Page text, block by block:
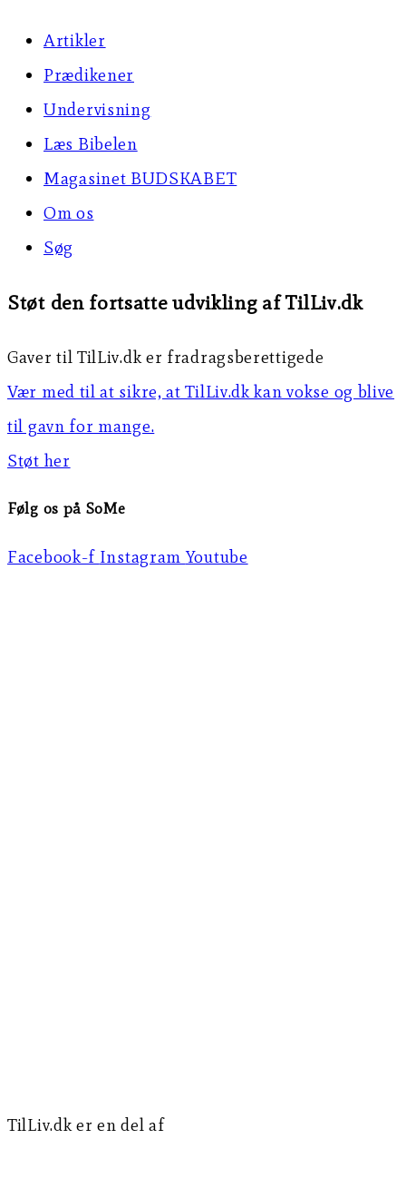
Artikler
Prædikener
Undervisning
Læs Bibelen
Magasinet BUDSKABET
Om os
Søg
Støt den fortsatte udvikling af TilLiv.dk
Gaver til TilLiv.dk er fradragsberettigede
Vær med til at sikre, at TilLiv.dk kan vokse og blive
til gavn for mange.
Støt her
Følg os på SoMe
Facebook-f Instagram Youtube
TilLiv.dk er en del af